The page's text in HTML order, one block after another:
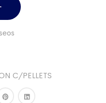
C/PELLETS